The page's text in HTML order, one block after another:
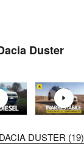
Duster
DUSTER (19)